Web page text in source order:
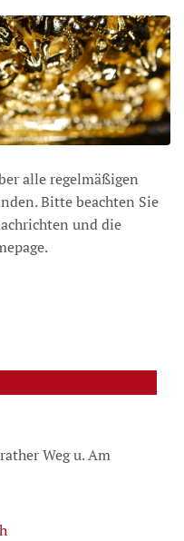
alle regelmäßigen
Bitte beachten Sie
und die
Weg u. Am